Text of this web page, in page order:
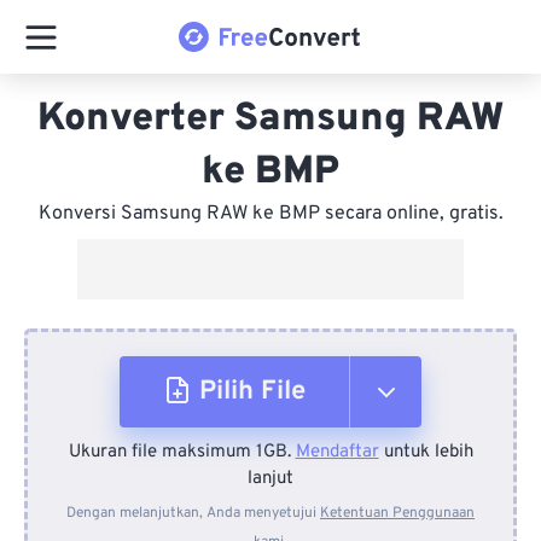
Konverter Samsung RAW
ke BMP
Konversi Samsung RAW ke BMP secara online, gratis.
Pilih File
Dari Perangkat
Ukuran file maksimum 1GB.Mendaftaruntuk lebih
lanjut
Dengan melanjutkan, Anda menyetujui Ketentuan Penggunaan